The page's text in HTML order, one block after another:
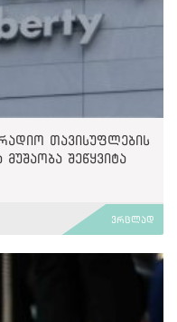
თავისუფლების
მუშაობა შეწყვიტა
ვრცლად